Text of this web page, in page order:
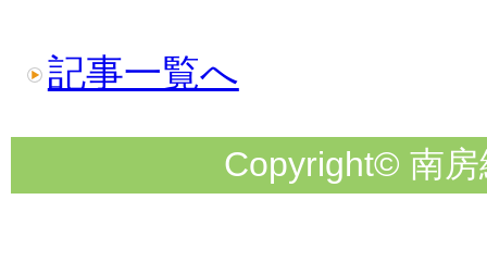
記事一覧へ
Copyright© 南